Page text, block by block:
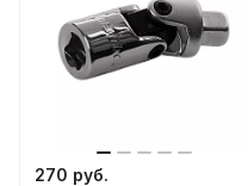
270 руб.